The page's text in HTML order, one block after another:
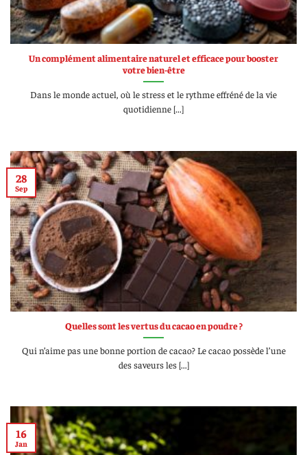
Un complément alimentaire naturel et efficace pour booster
votre bien-être
Dans le monde actuel, où le stress et le rythme effréné de la vie
quotidienne [...]
Quelles sont les vertus du cacao en poudre ?
Qui n’aime pas une bonne portion de cacao? Le cacao possède l’une
des saveurs les [...]
28
Sep
16
Jan